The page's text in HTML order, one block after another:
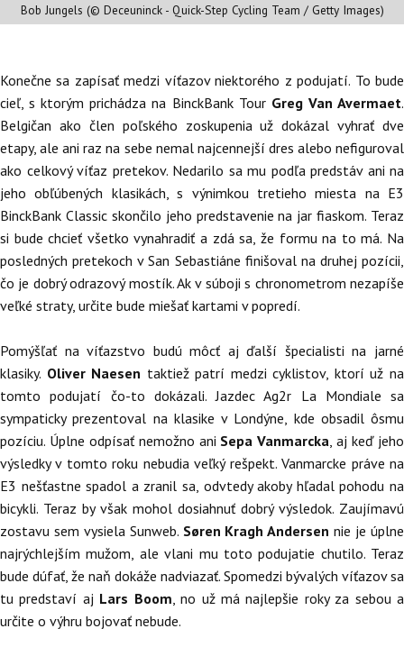
Bob Jungels (© Deceuninck - Quick-Step Cycling Team / Getty Images)
Konečne sa zapísať medzi víťazov niektorého z podujatí. To bude
cieľ, s ktorým prichádza na BinckBank Tour Greg Van Avermaet.
Belgičan ako člen poľského zoskupenia už dokázal vyhrať dve
etapy, ale ani raz na sebe nemal najcennejší dres alebo nefiguroval
ako celkový víťaz pretekov. Nedarilo sa mu podľa predstáv ani na
jeho obľúbených klasikách, s výnimkou tretieho miesta na E3
BinckBank Classic skončilo jeho predstavenie na jar fiaskom. Teraz
si bude chcieť všetko vynahradiť a zdá sa, že formu na to má. Na
posledných pretekoch v San Sebastiáne finišoval na druhej pozícii,
čo je dobrý odrazový mostík. Ak v súboji s chronometrom nezapíše
veľké straty, určite bude miešať kartami v popredí.
Pomýšľať na víťazstvo budú môcť aj ďalší špecialisti na jarné
klasiky. Oliver Naesen taktiež patrí medzi cyklistov, ktorí už na
tomto podujatí čo-to dokázali. Jazdec Ag2r La Mondiale sa
sympaticky prezentoval na klasike v Londýne, kde obsadil ôsmu
pozíciu. Úplne odpísať nemožno ani Sepa Vanmarcka , aj keď jeho
výsledky v tomto roku nebudia veľký rešpekt. Vanmarcke práve na
E3 nešťastne spadol a zranil sa, odvtedy akoby hľadal pohodu na
bicykli. Teraz by však mohol dosiahnuť dobrý výsledok. Zaujímavú
zostavu sem vysiela Sunweb. Søren Kragh Andersen nie je úplne
najrýchlejším mužom, ale vlani mu toto podujatie chutilo. Teraz
bude dúfať, že naň dokáže nadviazať. Spomedzi bývalých víťazov sa
tu predstaví aj Lars Boom , no už má najlepšie roky za sebou a
určite o výhru bojovať nebude.